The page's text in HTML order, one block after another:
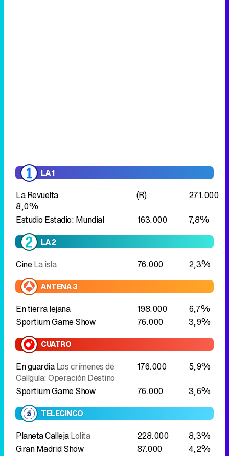
LA 1
La Revuelta (R)
271.000
8,0%
Estudio Estadio: Mundial
163.000 7,8%
LA 2
CineLa isla 76.000 2,3%
ANTENA 3
En tierra lejana 198.000
6,7%
Sportium Game Show
76.000 3,9%
CUATRO
En guardiaLos crímenes de
Calígula: Operación Destino
176.000
5,9%
Sportium Game Show
76.000 3,6%
TELECINCO
Planeta CallejaLolita 228.000
8,3%
Gran Madrid Show
87.000 4,2%